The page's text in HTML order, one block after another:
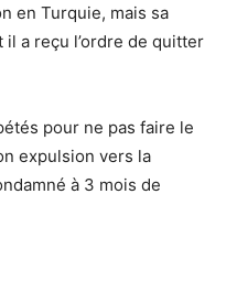
en Turquie, mais sa
il a reçu l’ordre de quitter
pour ne pas faire le
expulsion vers la
à 3 mois de